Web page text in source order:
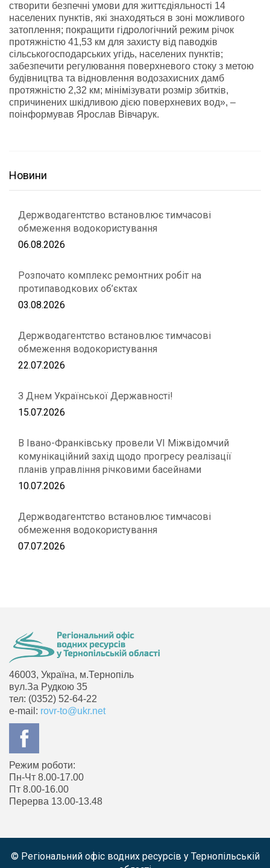
створити безпечні умови для життєдіяльності 14
населених пунктів, які знаходяться в зоні можливого
затоплення; покращити гідрологічний режим річок
протяжністю 41,53 км для захисту від паводків
сільськогосподарських угідь, населених пунктів;
забезпечити регулювання поверхневого стоку з метою
будівництва та відновлення водозахисних дамб
протяжністю 2,32 км; мінімізувати розмір збитків,
спричинених шкідливою дією поверхневих вод», –
поінформував Ярослав Вівчарук.
Новини
Держводагентство встановлює тимчасові
обмеження водокористування
06.08.2026
Розпочато комплекс ремонтних робіт на
протипаводкових об’єктах
03.08.2026
Держводагентство встановлює тимчасові
обмеження водокористування
22.07.2026
З Днем Української Державності!
15.07.2026
В Івано-Франківську провели VІ Міжвідомчий
комунікаційний захід щодо прогресу реалізації
планів управління річковими басейнами
10.07.2026
Держводагентство встановлює тимчасові
обмеження водокористування
07.07.2026
46003, Україна, м.Тернопіль
вул.За Рудкою 35
тел: (0352) 52-64-22
e-mail: rovr-to@ukr.net
Режим роботи:
Пн-Чт 8.00-17.00
Пт 8.00-16.00
Перерва 13.00-13.48
© Регіональний офіс водних ресурсів у Тернопільській